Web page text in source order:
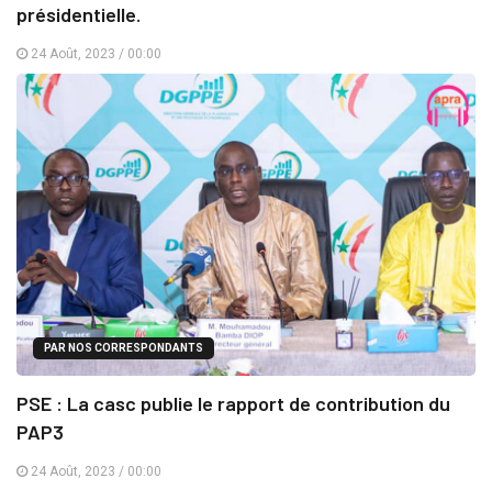
présidentielle.
24 Août, 2023 / 00:00
PAR NOS CORRESPONDANTS
PSE : La casc publie le rapport de contribution du
PAP3
24 Août, 2023 / 00:00